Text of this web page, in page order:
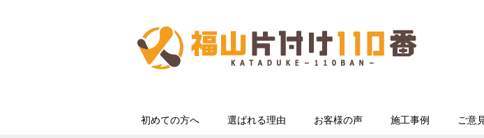
初めての方へ 選ばれる理由 お客様の声 施工事例 ご意